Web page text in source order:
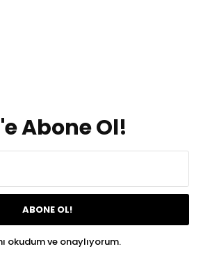
Abone Ol!
ABONE OL!
okudum ve onaylıyorum.